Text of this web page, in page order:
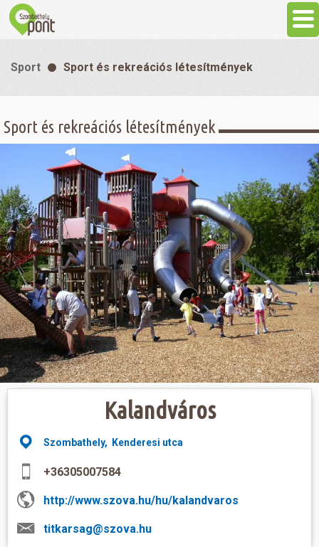
Látnivalók
Gasztronómia
Szállás
Sport
Szabadidő
Hasznos
Sport Sport és rekreációs létesítmények
Sport és rekreációs létesítmények
Kalandváros
Szombathely, Kenderesi utca
+36305007584
http://www.szova.hu/hu/kalandvaros
titkarsag@szova.hu